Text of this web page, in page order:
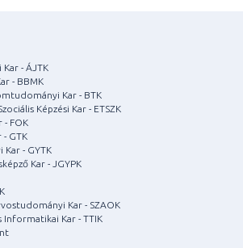
- ÁJTK
- BBMK
Kar - BTK
Képzési Kar - ETSZK
FOK
- GTK
- GYTK
Kar - JGYPK
Kar - SZAOK
Kar - TTIK